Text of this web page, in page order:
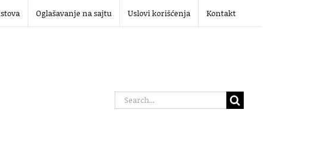
Oglašavanje na sajtu Uslovi korišćenja Kontakt
Search